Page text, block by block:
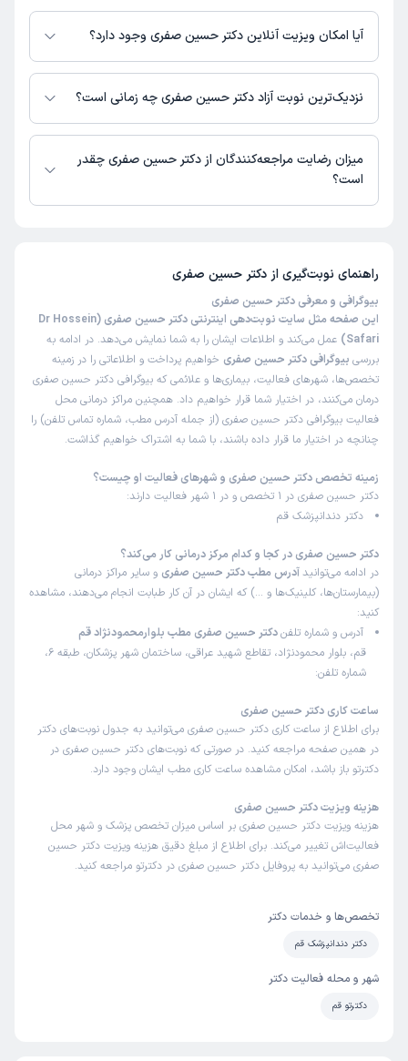
اطلاعاتی درباره محل فعالیت دکتر حسین صفری در مراکز درمانی در دسترس
نیست.
آیا امکان ویزیت آنلاین دکتر حسین صفری وجود دارد؟
در حال حاضر اطلاعاتی درباره ارائه ویزیت آنلاین توسط دکتر حسین صفری در
دسترس نیست. برای دریافت اطلاعات دقیق‌تر، لطفاً با مطب تماس بگیرید.
نزدیک‌ترین نوبت آزاد دکتر حسین صفری چه زمانی است؟
زمان نوبت‌دهی و پذیرش بیماران با هماهنگی مطب مشخص می‌شود.
میزان رضایت مراجعه‌کنندگان از دکتر حسین صفری چقدر
است؟
راهنمای نوبت‌گیری از دکتر حسین صفری
بیوگرافی و معرفی دکتر حسین صفری
این صفحه مثل سایت نوبت‌دهی اینترنتی دکتر حسین صفری (Dr Hossein
Safari)
عمل می‌کند و اطلاعات ایشان را به شما نمایش می‌دهد. در ادامه به
بررسی بیوگرافی دکتر حسین صفری خواهیم پرداخت و اطلاعاتی را در زمینه
تخصص‌ها، شهرهای فعالیت، بیماری‌ها و علائمی که بیوگرافی دکتر حسین صفری
درمان می‌کنند، در اختیار شما قرار خواهیم داد. همچنین مراکز درمانی محل
فعالیت بیوگرافی دکتر حسین صفری (از جمله آدرس مطب، شماره تماس تلفن) را
چنانچه در اختیار ما قرار داده باشند، با شما به اشتراک خواهیم گذاشت.
زمینه تخصص دکتر حسین صفری و شهرهای فعالیت او چیست؟
دکتر حسین صفری در 1 تخصص و در 1 شهر فعالیت دارند:
دکتر دندانپزشک قم
دکتر حسین صفری در کجا و کدام مرکز درمانی کار می‌کند؟
در ادامه می‌توانید آدرس مطب دکتر حسین صفری و سایر مراکز درمانی
(بیمارستان‌ها، کلینیک‌ها و …) که ایشان در آن کار طبابت انجام می‌دهند، مشاهده
کنید:
آدرس و شماره تلفندکتر حسین صفری مطب بلوارمحمودنژاد قم
قم، بلوار محمودنژاد، تقاطع شهید عراقی، ساختمان شهر پزشکان، طبقه 6،
شماره تلفن:
ساعت کاری دکتر حسین صفری
برای اطلاع از ساعت کاری دکتر حسین صفری می‌توانید به جدول نوبت‌های دکتر
در همین صفحه مراجعه کنید. در صورتی که نوبت‌های دکتر حسین صفری در
دکترتو باز باشد، امکان مشاهده ساعت کاری مطب ایشان وجود دارد.
هزینه ویزیت دکتر حسین صفری
هزینه ویزیت دکتر حسین صفری بر اساس میزان تخصص پزشک و شهر محل
فعالیت‌اش تغییر می‌کند. برای اطلاع از مبلغ دقیق هزینه ویزیت دکتر حسین
صفری می‌توانید به پروفایل دکتر حسین صفری در دکترتو مراجعه کنید.
تخصص‌ها و خدمات دکتر
دکتر دندانپزشک قم
شهر و محله فعالیت دکتر
دکترتو قم